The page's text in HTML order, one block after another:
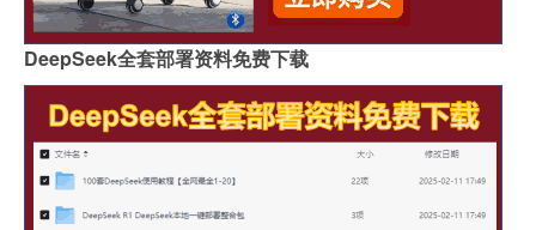
DeepSeek全套部署资料免费下载